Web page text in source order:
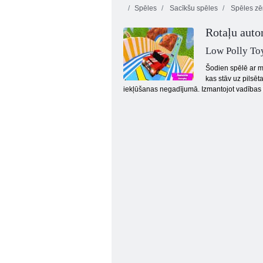
Lapsu ģimenes
simulators
Traks šāvēji
Spēles Sacīkšu spēles Spēles
Rotaļu
Low Polly
Šodien spēlē ar
kas stāv uz
iekļūšanas negadījumā. Izmantojot